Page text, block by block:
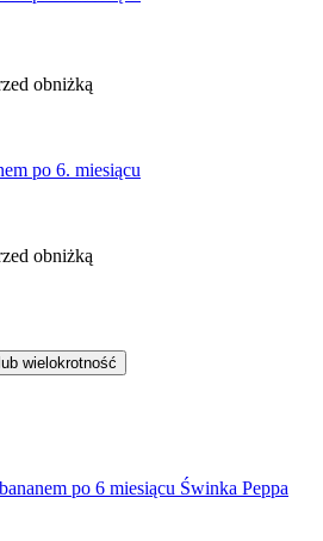
obniżką
po 6. miesiącu
obniżką
lub wielokrotność
po 6 miesiącu Świnka Peppa